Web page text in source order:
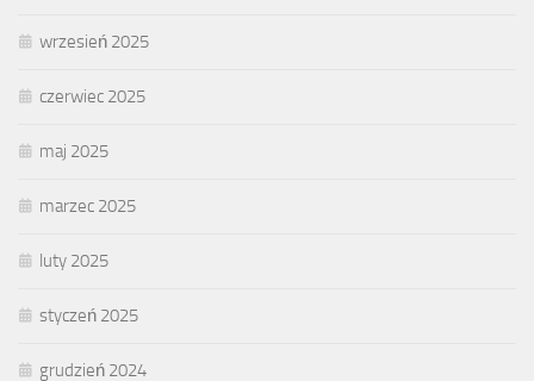
wrzesień 2025
czerwiec 2025
maj 2025
marzec 2025
luty 2025
styczeń 2025
grudzień 2024